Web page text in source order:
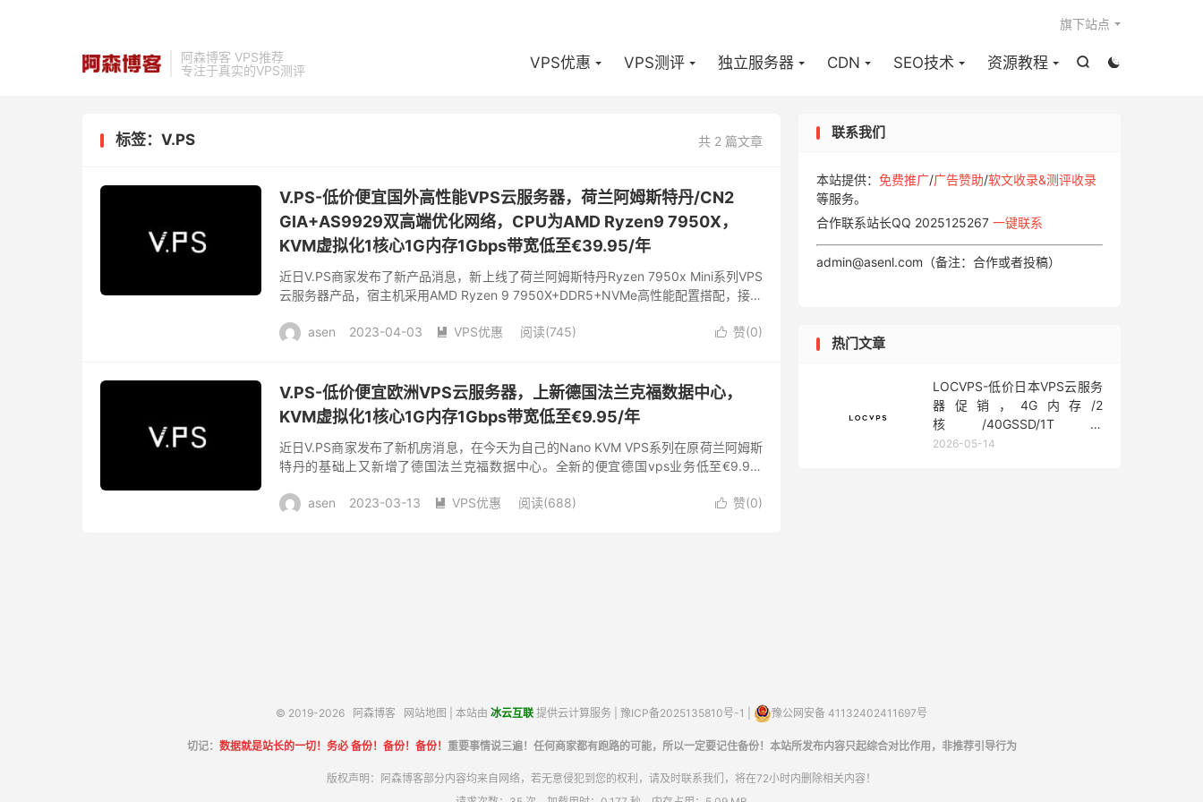
阿森博客 VPS推荐
专注于真实的VPS测评


VPS优惠 VPS测评 独立服务器 CDN SEO技术 资源教程
旗下站点
共 2 篇文章
标签：V.PS
V.PS-低价便宜国外高性能VPS云服务器，荷兰阿姆斯特丹/CN2
GIA+AS9929双高端优化网络，CPU为AMD Ryzen9 7950X，
KVM虚拟化1核心1G内存1Gbps带宽低至€39.95/年
近日V.PS商家发布了新产品消息，新上线了荷兰阿姆斯特丹Ryzen 7950x Mini系列VPS
云服务器产品，宿主机采用AMD Ryzen 9 7950X+DDR5+NVMe高性能配置搭配，接入
 赞(0)
asen 2023-04-03  VPS优惠 阅读(745)
V.PS-低价便宜欧洲VPS云服务器，上新德国法兰克福数据中心，
KVM虚拟化1核心1G内存1Gbps带宽低至€9.95/年
近日V.PS商家发布了新机房消息，在今天为自己的Nano KVM VPS系列在原荷兰阿姆斯
特丹的基础上又新增了德国法兰克福数据中心。全新的便宜德国vps业务低至€9.95/
 赞(0)
asen 2023-03-13  VPS优惠 阅读(688)
联系我们
本站提供： 免费推广/广告赞助/软文收录&测评收录
等服务。
合作联系站长QQ 2025125267 一键联系
admin@asenl.com（备注：合作或者投稿）
热门文章
LOCVPS-低价日本VPS云服务
器促销，4G内存/2
核/40GSSD/1T流
量/450Mbps带宽，低至36元/
2026-05-14
© 2019-2026 阿森博客 网站地图 | 本站由 冰云互联 提供云计算服务 | 豫ICP备2025135810号-1 豫公网安备 41132402411697号
切记： 数据就是站长的一切！务必 备份！备份！备份！ 重要事情说三遍！任何商家都有跑路的可能，所以一定要记住备份！本站所发布内容只起综合对比作用，非推荐引导行为
版权声明：阿森博客部分内容均来自网络，若无意侵犯到您的权利，请及时联系我们，将在72小时内删除相关内容！